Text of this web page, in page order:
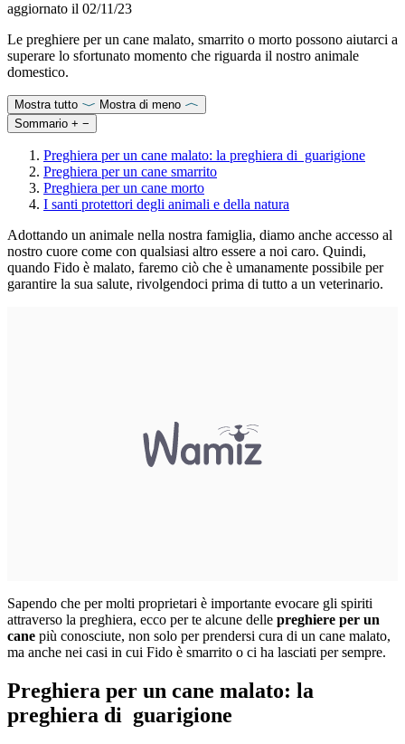
aggiornato il 02/11/23
Le preghiere per un cane malato, smarrito o morto possono aiutarci a
superare lo sfortunato momento che riguarda il nostro animale
domestico.
Mostra tutto
Mostra di meno
Sommario + −
Preghiera per un cane malato: la preghiera di guarigione
Preghiera per un cane smarrito
Preghiera per un cane morto
I santi protettori degli animali e della natura
Adottando un animale nella nostra famiglia, diamo anche accesso al
nostro cuore come con qualsiasi altro essere a noi caro. Quindi,
quando Fido è malato, faremo ciò che è umanamente possibile per
garantire la sua salute, rivolgendoci prima di tutto a un veterinario.
Sapendo che per molti proprietari è importante evocare gli spiriti
attraverso la preghiera, ecco per te alcune delle preghiere per un
cane più conosciute, non solo per prendersi cura di un cane malato,
ma anche nei casi in cui Fido è smarrito o ci ha lasciati per sempre.
Preghiera per un cane malato: la
preghiera di guarigione